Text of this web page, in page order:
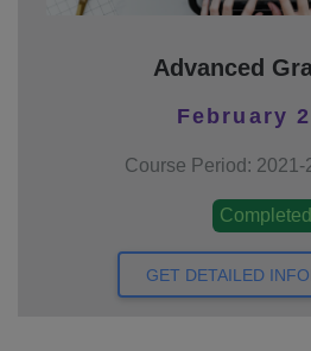
Advanced
February
Course Period: 2021-
Completed
GET DETAILED